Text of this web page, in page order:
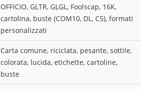
OFFICIO, GLTR, GLGL, Foolscap, 16K,
cartolina, buste (COM10, DL, C5), formati
personalizzati
Carta comune, riciclata, pesante, sottile,
colorata, lucida, etichette, cartoline,
buste